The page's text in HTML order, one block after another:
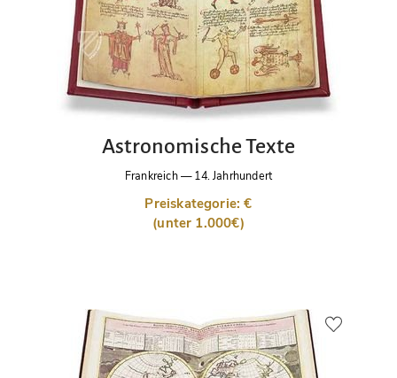
Astronomische Texte
Frankreich—14. Jahrhundert
Preiskategorie: €
(unter 1.000€)